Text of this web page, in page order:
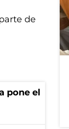
de
pone el